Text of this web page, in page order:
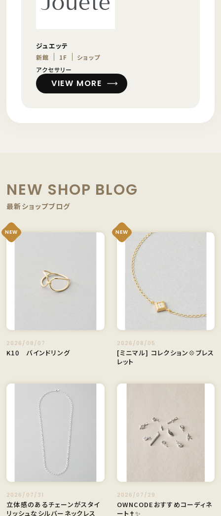
ジュエッテ
新館 1F
ショップ
アクセサリー
VIEW MORE
NEW SHOP BLOG
最新ショップブログ
NEW
2026/08/07
K10 バインドリング
NEW
2026/08/05
[ミニマル] コレクション💠ブレス
レット
2026/07/31
立体感のあるチェーンがスタイ
リッシュなシルバーネックレス
2026/07/29
OWNCODEおすすめコーディネ
ート✝️✨